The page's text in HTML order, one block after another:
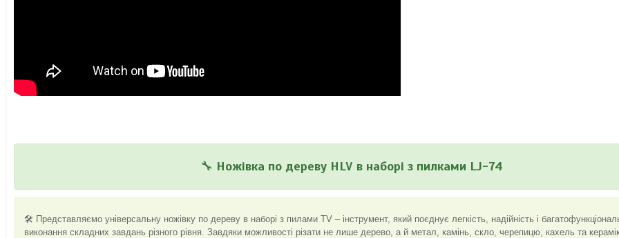
🔧 Ножівка по дереву HLV в наборі з пилками LJ-74
🛠️ Представляємо універсальну ножівку по дереву в наборі з пилами TV – інструмент, який поєднує легкість, надійність і
виконання складних завдань різного рівня. Завдяки можливості різати не лише дерево, а й метал, камінь, скло, черепицю, кахель та